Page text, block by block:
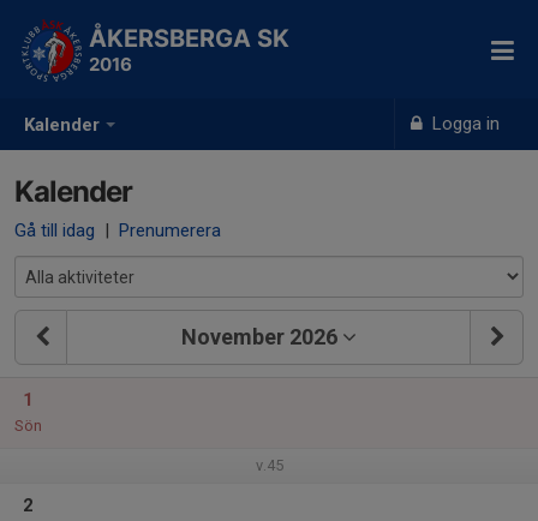
Kalender Logga in
ÅKERSBERGA SK
2016
Kalender
Gå till idag | Prenumerera
November 2026
1
Sön
v.45
2